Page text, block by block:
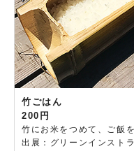
竹ごはん
200円
竹にお米をつめて、ご飯
出展：グリーンインスト